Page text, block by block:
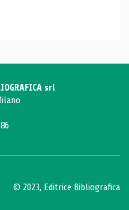
srl
© 2023, Editrice Bibliografica